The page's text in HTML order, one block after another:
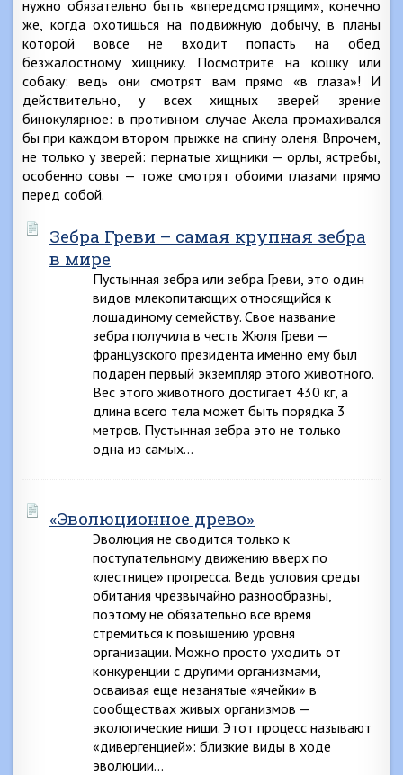
нужно обязательно быть «впередсмотрящим», конечно
же, когда охотишься на подвижную добычу, в планы
которой вовсе не входит попасть на обед
безжалостному хищнику. Посмотрите на кошку или
собаку: ведь они смотрят вам прямо «в глаза»! И
действительно, у всех хищных зверей зрение
бинокулярное: в противном случае Акела промахивался
бы при каждом втором прыжке на спину оленя. Впрочем,
не только у зверей: пернатые хищники — орлы, ястребы,
особенно совы — тоже смотрят обоими глазами прямо
перед собой.
Зебра Греви – самая крупная зебра
в мире
Пустынная зебра или зебра Греви, это один
видов млекопитающих относящийся к
лошадиному семейству. Свое название
зебра получила в честь Жюля Греви —
французского президента именно ему был
подарен первый экземпляр этого животного.
Вес этого животного достигает 430 кг, а
длина всего тела может быть порядка 3
метров. Пустынная зебра это не только
одна из самых…
«Эволюционное древо»
Эволюция не сводится только к
поступательному движению вверх по
«лестнице» прогресса. Ведь условия среды
обитания чрезвычайно разнообразны,
поэтому не обязательно все время
стремиться к повышению уровня
организации. Можно просто уходить от
конкуренции с другими организмами,
осваивая еще незанятые «ячейки» в
сообществах живых организмов —
экологические ниши. Этот процесс называют
«дивергенцией»: близкие виды в ходе
эволюции…